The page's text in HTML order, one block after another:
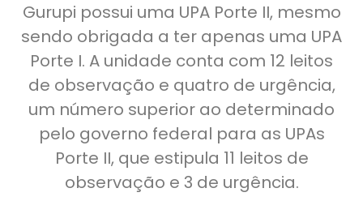
Gurupi possui uma UPA Porte II, mesmo
sendo obrigada a ter apenas uma UPA
Porte I. A unidade conta com 12 leitos
de observação e quatro de urgência,
um número superior ao determinado
pelo governo federal para as UPAs
Porte II, que estipula 11 leitos de
observação e 3 de urgência.